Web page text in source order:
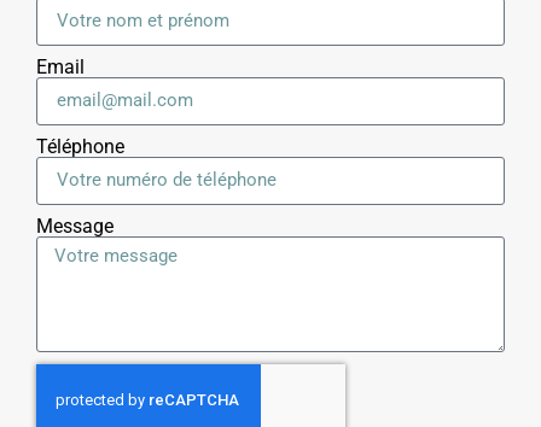
Email
Téléphone
Message